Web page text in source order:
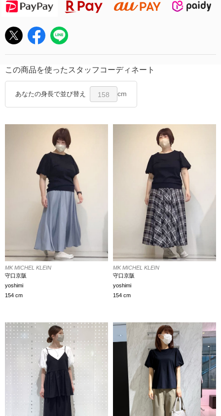
この商品を使ったスタッフコーディネート
あなたの身長で並び替え 158 cm
MK MICHEL KLEIN
守口京阪
yoshimi
154 cm
MK MICHEL KLEIN
守口京阪
yoshimi
154 cm